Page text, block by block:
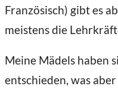
Französisch) gibt es
meistens die
Meine Mädels haben
entschieden, was